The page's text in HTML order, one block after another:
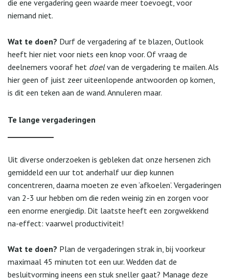
die ene vergadering geen waarde meer toevoegt, voor
niemand niet.
Wat te doen? Durf de vergadering af te blazen, Outlook
heeft hier niet voor niets een knop voor. Of vraag de
deelnemers vooraf het doelvan de vergadering te mailen. Als
hier geen of juist zeer uiteenlopende antwoorden op komen,
is dit een teken aan de wand. Annuleren maar.
Te lange vergaderingen
Uit diverse onderzoeken is gebleken dat onze hersenen zich
gemiddeld een uur tot anderhalf uur diep kunnen
concentreren, daarna moeten ze even ‘afkoelen’. Vergaderingen
van 2-3 uur hebben om die reden weinig zin en zorgen voor
een enorme energiedip. Dit laatste heeft een zorgwekkend
na-effect: vaarwel productiviteit!
Wat te doen? Plan de vergaderingen strak in, bij voorkeur
maximaal 45 minuten tot een uur. Wedden dat de
besluitvorming ineens een stuk sneller gaat? Manage deze